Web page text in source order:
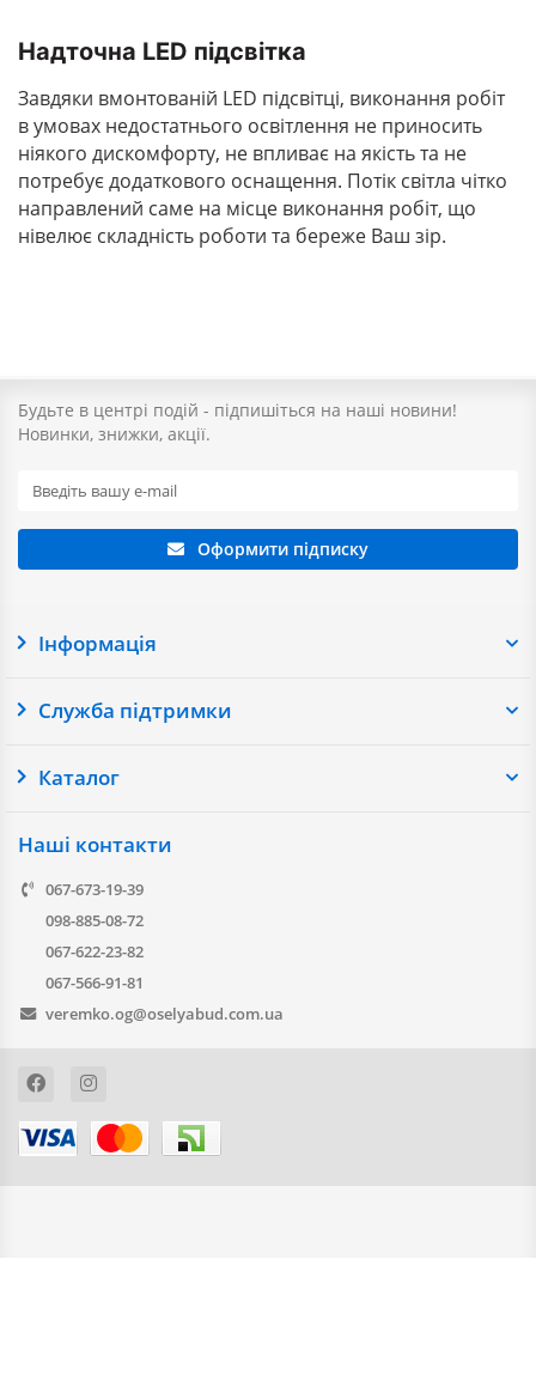
Надточна LED підсвітка
Завдяки вмонтованій LED підсвітці, виконання робіт
в умовах недостатнього освітлення не приносить
ніякого дискомфорту, не впливає на якість та не
потребує додаткового оснащення. Потік світла чітко
направлений саме на місце виконання робіт, що
нівелює складність роботи та береже Ваш зір.
Будьте в центрі подій - підпишіться на наші новини!
Новинки, знижки, акції.
Оформити підписку
Інформація
Служба підтримки
Каталог
Наші контакти
067-673-19-39
098-885-08-72
067-622-23-82
067-566-91-81
veremko.og@oselyabud.com.ua